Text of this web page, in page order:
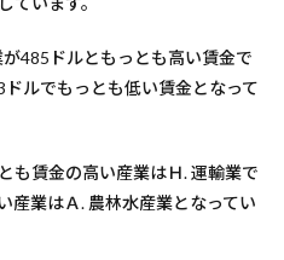
485ドルともっとも高い賃金で
ルでもっとも低い賃金となって
も賃金の高い産業はＨ. 運輸業で
産業はＡ. 農林水産業となってい